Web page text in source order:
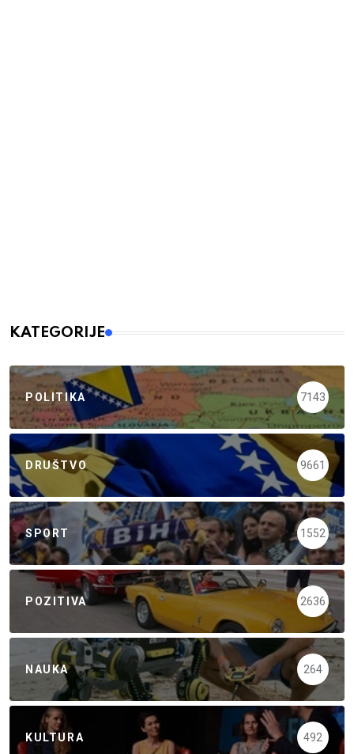
KATEGORIJE
POLITIKA 7143
DRUŠTVO 9661
SPORT 1552
POZITIVA 2636
NAUKA 264
KULTURA 492